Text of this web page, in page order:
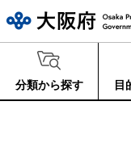
分類から探す 目